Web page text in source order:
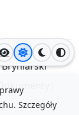
Jasny motyw
Ciemny
Szczegóły